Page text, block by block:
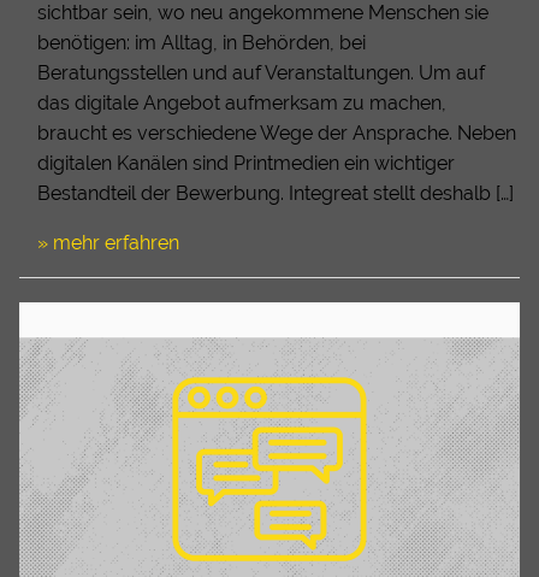
sichtbar sein, wo neu angekommene Menschen sie
benötigen: im Alltag, in Behörden, bei
Beratungsstellen und auf Veranstaltungen. Um auf
das digitale Angebot aufmerksam zu machen,
braucht es verschiedene Wege der Ansprache. Neben
digitalen Kanälen sind Printmedien ein wichtiger
Bestandteil der Bewerbung. Integreat stellt deshalb […]
» mehr erfahren